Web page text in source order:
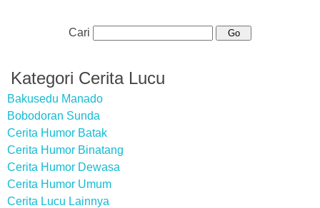
Cari
Kategori Cerita Lucu
Bakusedu Manado
Bobodoran Sunda
Cerita Humor Batak
Cerita Humor Binatang
Cerita Humor Dewasa
Cerita Humor Umum
Cerita Lucu Lainnya